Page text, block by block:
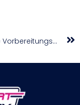
Intensive Vorbereitungswochen auf Lanzarote